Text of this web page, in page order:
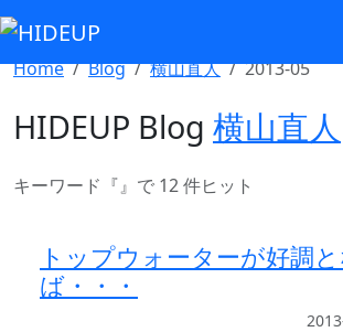
Home Blog 横山直人 2013-05
HIDEUP Blog 横山直人
キーワード『』で 12 件ヒット
トップウォーターが好調
ば・・・